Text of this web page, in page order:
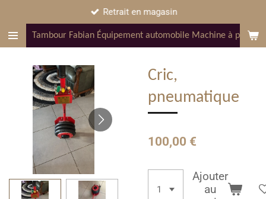
contenu
Tambour Fabian Équipement automobile Machine à
Retrait en magasin
Cric,
pneumatique
100,00 €
Ajouter
au